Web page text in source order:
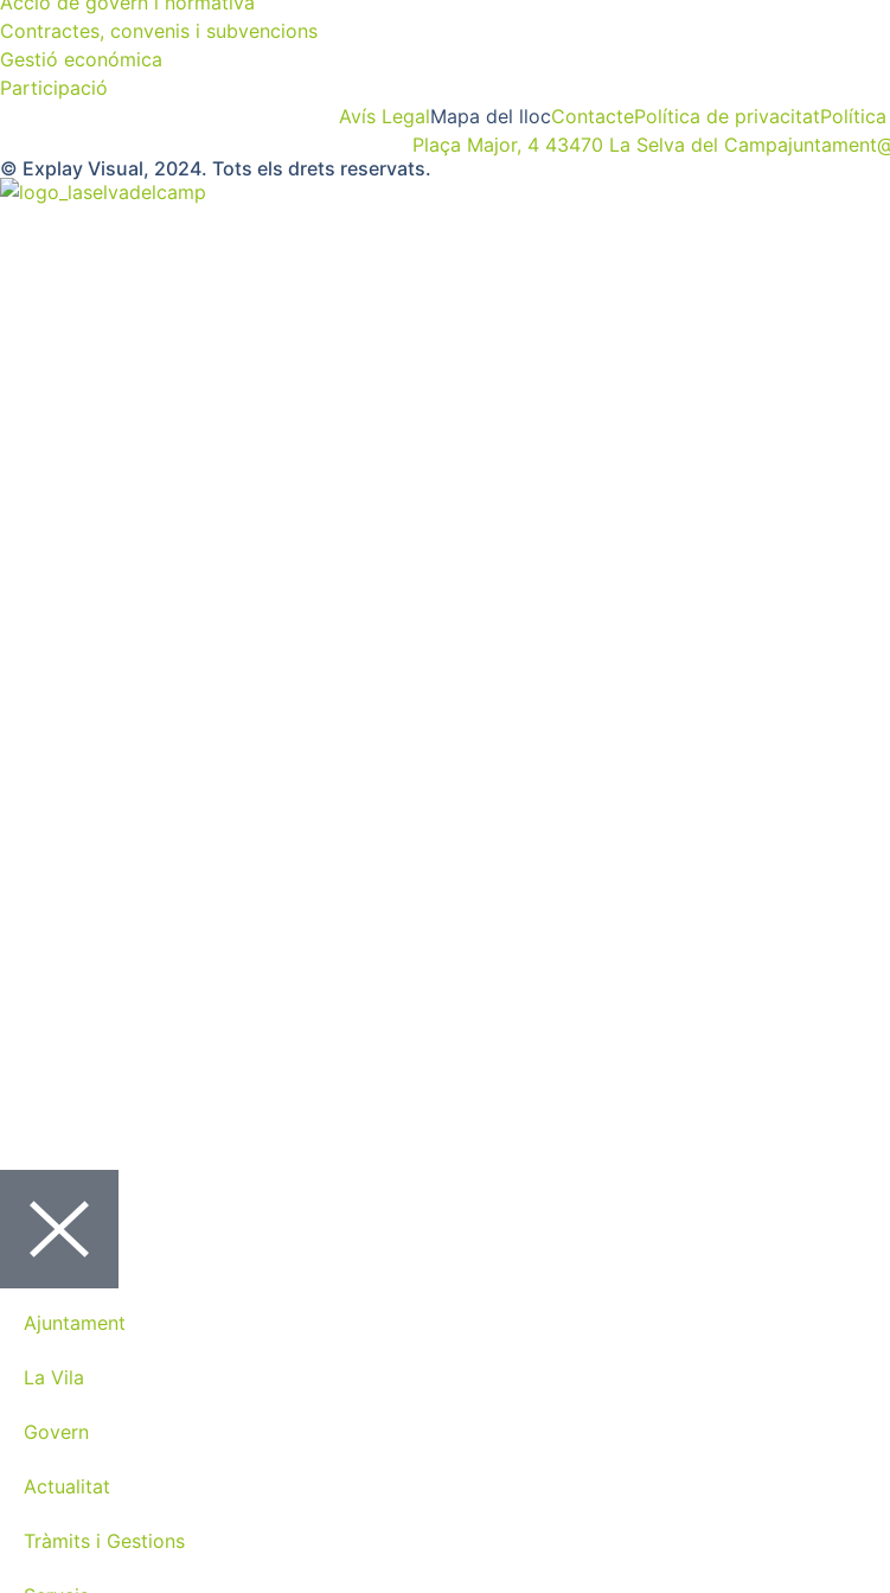
Contractes, convenis i subvencions
Gestió económica
Participació
Avís LegalMapa del llocContactePolítica de privacitat
Plaça Major, 4 43470 La Selva del Camp
© Explay Visual, 2024. Tots els drets reservats.
Ajuntament
La Vila
Govern
Actualitat
Tràmits i Gestions